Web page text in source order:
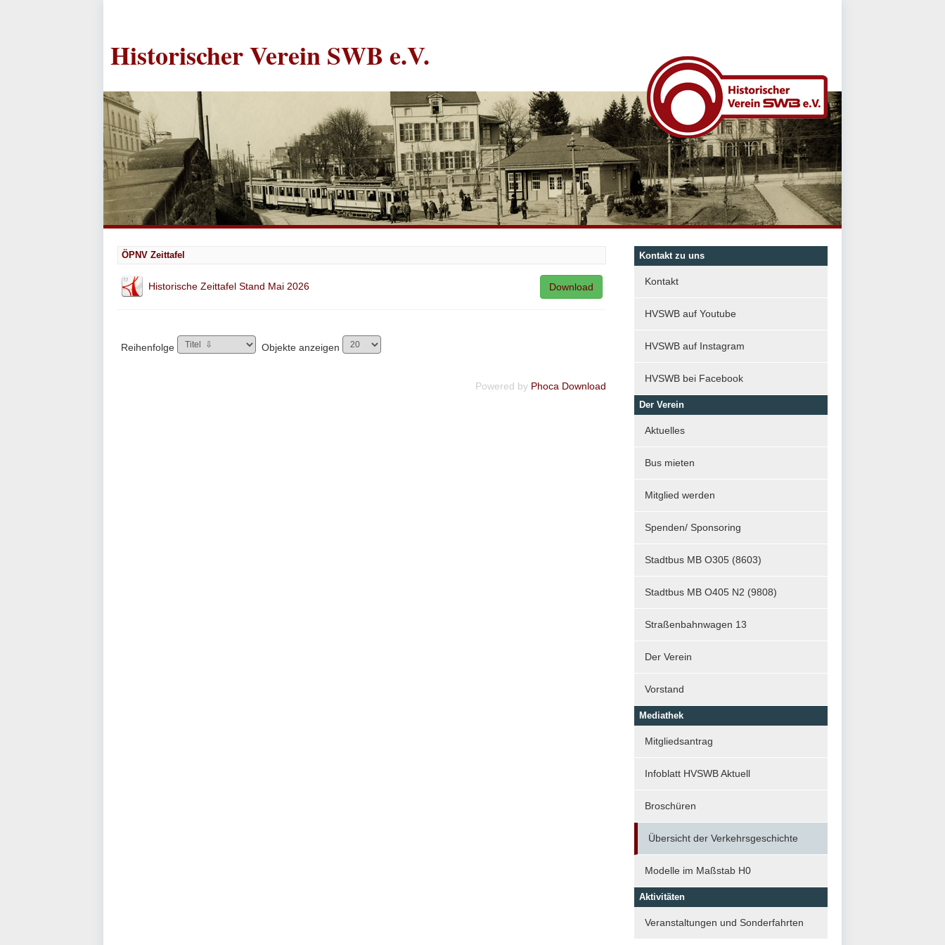
Historischer Verein SWB e.V.
ÖPNV Zeittafel
Historische Zeittafel Stand Mai 2026 Download
Reihenfolge Objekte anzeigen
Powered by Phoca Download
Kontakt zu uns
Kontakt
HVSWB auf Youtube
HVSWB auf Instagram
HVSWB bei Facebook
Der Verein
Aktuelles
Bus mieten
Mitglied werden
Spenden/ Sponsoring
Stadtbus MB O305 (8603)
Stadtbus MB O405 N2 (9808)
Straßenbahnwagen 13
Der Verein
Vorstand
Mediathek
Mitgliedsantrag
Infoblatt HVSWB Aktuell
Broschüren
Übersicht der Verkehrsgeschichte
Modelle im Maßstab H0
Aktivitäten
Veranstaltungen und Sonderfahrten